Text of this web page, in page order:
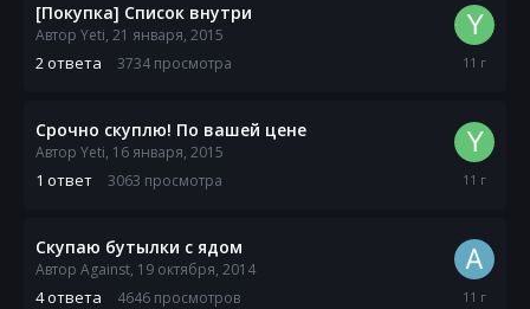
[Покупка] Список внутри
Автор Yeti, 21 января, 2015
2ответа 3734 просмотра
12
Срочно скуплю! По вашей цене
Автор Yeti, 16 января, 2015
1 ответ 3063 просмотра
20
Скупаю бутылки с ядом
Автор Against, 19 октября, 2014
4ответа 4646 просмотров
11